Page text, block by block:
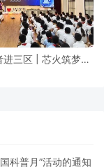
三区 | 芯火筑梦进
科普月”活动的通知